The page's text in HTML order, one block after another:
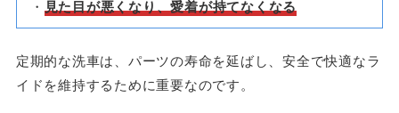
・ 見た目が悪くなり、愛着が持てなくなる
定期的な洗車は、パーツの寿命を延ばし、安全で快適なラ
イドを維持するために重要なのです。